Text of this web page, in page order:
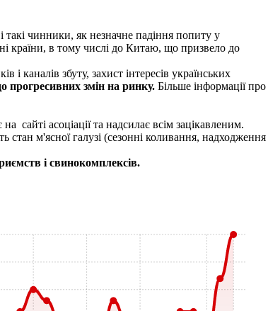
такі чинники, як незначне падіння попиту у
країни, в тому числі до Китаю, що призвело до
каналів збуту, захист інтересів українських
прогресивних змін на ринку. Більше інформації про
асоціації та надсилає всім зацікавленим.
стан м'ясної галузі (сезонні коливання, надходження
і свинокомплексів.